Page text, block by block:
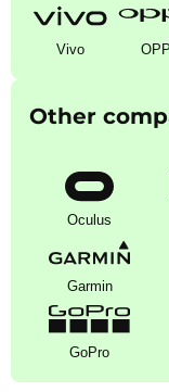
Vivo
Other
Oculus
Garmin
GoPro